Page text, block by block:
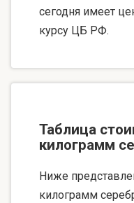
сегодня имеет
курсу ЦБ РФ.
Таблица
килограмм
Ниже
килограмм